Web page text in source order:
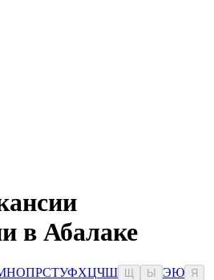
в Абалаке
НОПРСТУФХЦЧШ Ы ЭЮ Я